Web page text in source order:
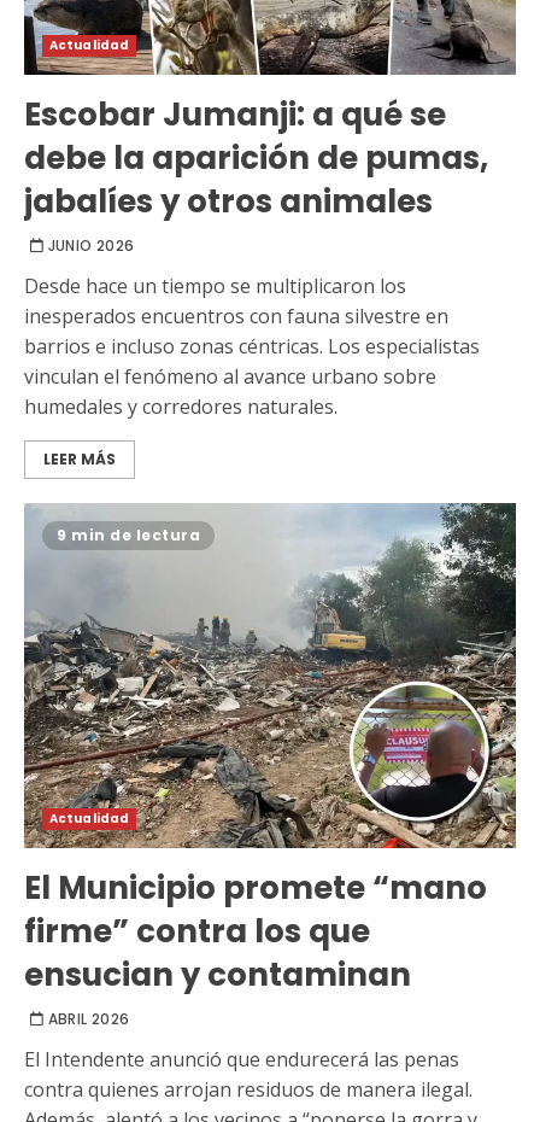
Actualidad
Escobar Jumanji: a qué se
debe la aparición de pumas,
jabalíes y otros animales
JUNIO 2026
Desde hace un tiempo se multiplicaron los
inesperados encuentros con fauna silvestre en
barrios e incluso zonas céntricas. Los especialistas
vinculan el fenómeno al avance urbano sobre
humedales y corredores naturales.
LEER MÁS
9 min de lectura
Actualidad
El Municipio promete “mano
firme” contra los que
ensucian y contaminan
ABRIL 2026
El Intendente anunció que endurecerá las penas
contra quienes arrojan residuos de manera ilegal.